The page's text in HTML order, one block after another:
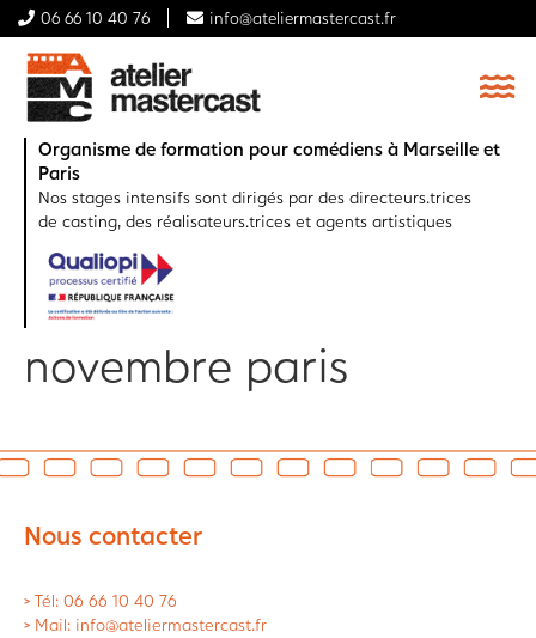
06 66 10 40 76 info@ateliermastercast.fr
Organisme de formation pour comédiens à Marseille et
Paris
Nos stages intensifs sont dirigés par des directeurs.trices
de casting, des réalisateurs.trices et agents artistiques
novembre paris
Nous contacter
> Tél: 06 66 10 40 76
> Mail: info@ateliermastercast.fr